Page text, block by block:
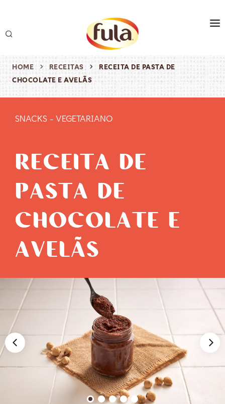
produtos
receitas
HOME RECEITAS
RECEITA DE PASTA DE
CHOCOLATE E AVELÃS
SNACKS - VEGETARIANO
RECEITA DE
PASTA DE
CHOCOLATE E
AVELÃS